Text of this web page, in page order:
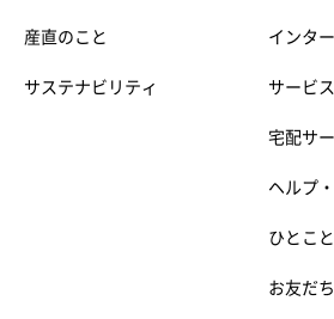
産直のこと
サステナビリティ
インタ
サービス
宅配サ
ヘルプ
ひとこ
お友だ